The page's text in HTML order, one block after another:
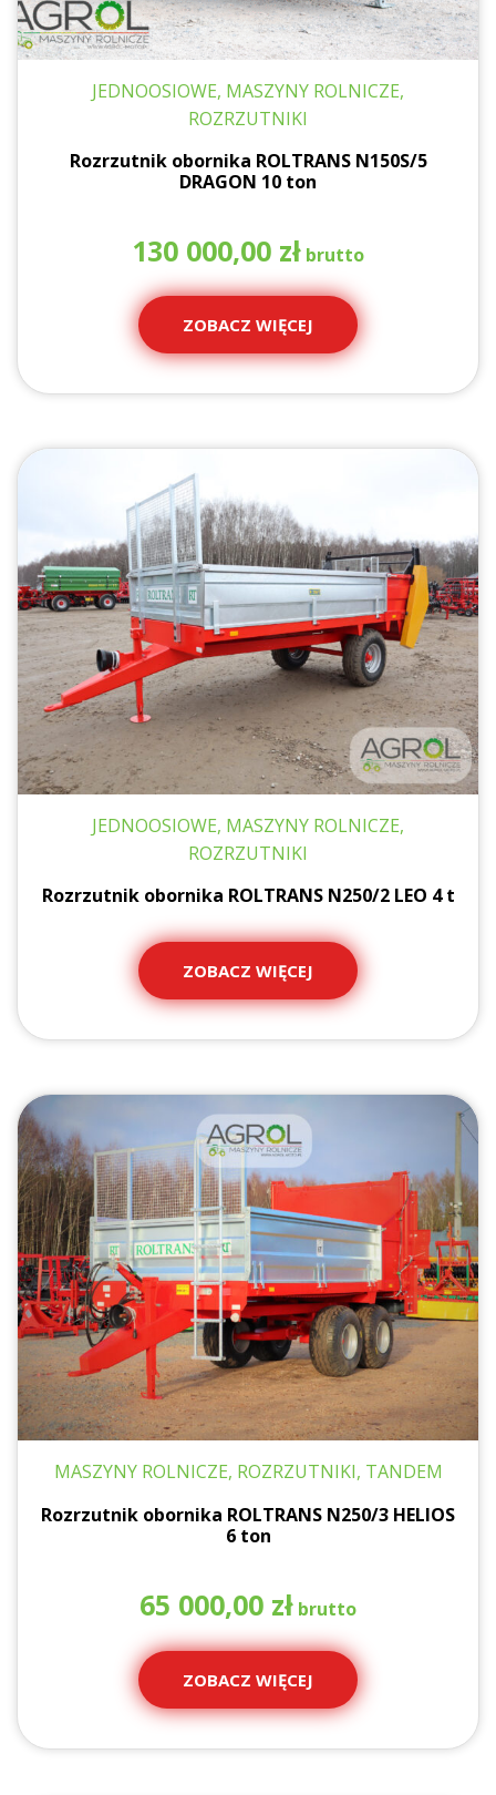
JEDNOOSIOWE, MASZYNY ROLNICZE,
ROZRZUTNIKI
Rozrzutnik obornika ROLTRANS N150S/5
DRAGON 10 ton
130 000,00 zł
ZOBACZ WIĘCEJ
JEDNOOSIOWE, MASZYNY ROLNICZE,
ROZRZUTNIKI
Rozrzutnik obornika ROLTRANS N250/2 LEO 4 t
ZOBACZ WIĘCEJ
MASZYNY ROLNICZE, ROZRZUTNIKI, TANDEM
Rozrzutnik obornika ROLTRANS N250/3 HELIOS
6 ton
65 000,00 zł
ZOBACZ WIĘCEJ